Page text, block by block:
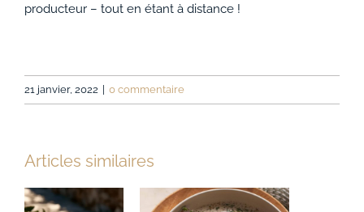
producteur – tout en étant à distance !
21 janvier, 2022 0 commentaire
Articles similaires